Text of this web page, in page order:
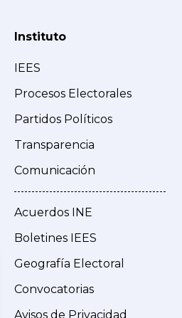
Instituto
IEES
Procesos Electorales
Partidos Políticos
Transparencia
Comunicación
Acuerdos INE
Boletines IEES
Geografía Electoral
Convocatorias
Avisos de Privacidad